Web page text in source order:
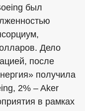
был
Дело
после
получила
2% – Aker
в рамках